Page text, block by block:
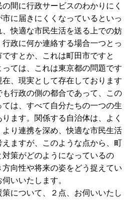
間に行政サービスのわかりにく
に届きにくくなっているといっ
快適な市民生活を送る上での妨
政に何か連絡する場合一つとっ
すとか、これは町田市ですと
ては、これは東京都の問題です
、現実として存在しております
行政の側の都合であって、この
は、すべて自分たちの一つの生
ます。関係する自治体は、よく
り連携を深め、快適な市民生活
ますが、このような点から、町
策がどのようになっているの
向性や将来の姿をどう捉えてい
いいたします。
について、２点、お伺いいたし